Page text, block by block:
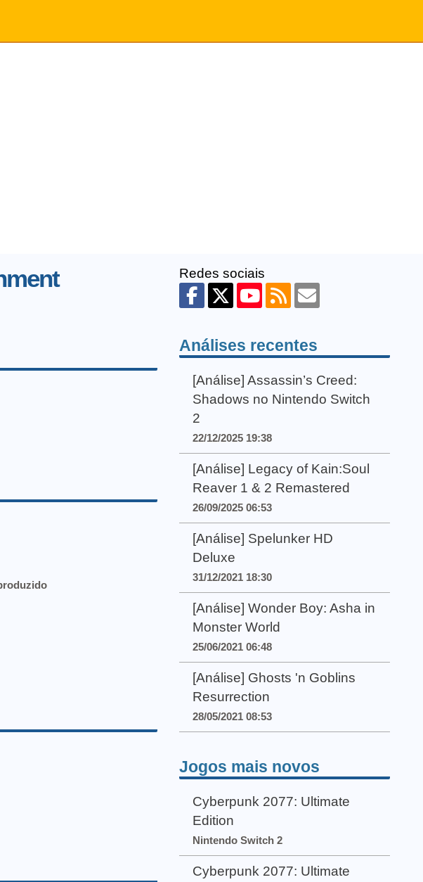
Redes sociais
Análises recentes
[Análise] Assassin’s Creed:
Shadows no Nintendo Switch
2
22/12/2025 19:38
[Análise] Legacy of Kain:Soul
Reaver 1 & 2 Remastered
26/09/2025 06:53
[Análise] Spelunker HD
Deluxe
31/12/2021 18:30
[Análise] Wonder Boy: Asha in
Monster World
25/06/2021 06:48
[Análise] Ghosts 'n Goblins
Resurrection
28/05/2021 08:53
Jogos mais novos
Cyberpunk 2077: Ultimate
Edition
Nintendo Switch 2
Cyberpunk 2077: Ultimate